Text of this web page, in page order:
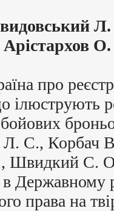
Арістархов
про
ілюструють
бойових
С., Корбач
Швидкий С.
Державному
права на